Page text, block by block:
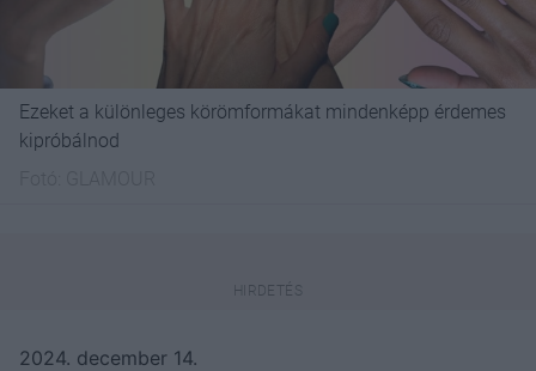
Ezeket a különleges körömformákat mindenképp érdemes
kipróbálnod
2024. december 14.